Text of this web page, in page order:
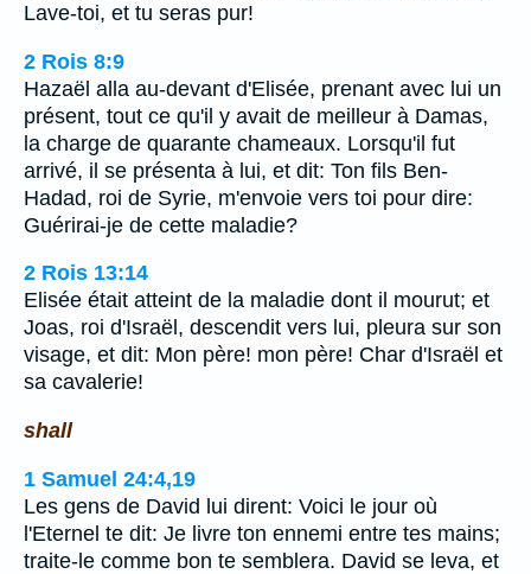
Lave-toi, et tu seras pur!
2 Rois 8:9
Hazaël alla au-devant d'Elisée, prenant avec lui un
présent, tout ce qu'il y avait de meilleur à Damas,
la charge de quarante chameaux. Lorsqu'il fut
arrivé, il se présenta à lui, et dit: Ton fils Ben-
Hadad, roi de Syrie, m'envoie vers toi pour dire:
Guérirai-je de cette maladie?
2 Rois 13:14
Elisée était atteint de la maladie dont il mourut; et
Joas, roi d'Israël, descendit vers lui, pleura sur son
visage, et dit: Mon père! mon père! Char d'Israël et
sa cavalerie!
shall
1 Samuel 24:4,19
Les gens de David lui dirent: Voici le jour où
l'Eternel te dit: Je livre ton ennemi entre tes mains;
traite-le comme bon te semblera. David se leva, et